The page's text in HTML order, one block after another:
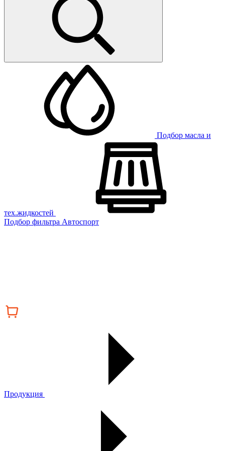
Подбор масла и
тех.жидкостей
Подбор фильтра Автоспорт
Продукция